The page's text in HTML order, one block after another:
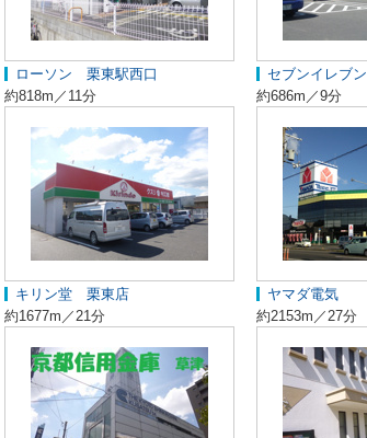
ローソン 栗東駅西口
約818m／11分
セブンイレブン
約686m／9分
キリン堂 栗東店
約1677m／21分
ヤマダ電気
約2153m／27分